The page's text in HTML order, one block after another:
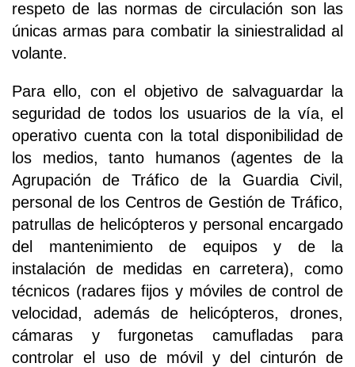
respeto de las normas de circulación son las
únicas armas para combatir la siniestralidad al
volante.
Para ello, con el objetivo de salvaguardar la
seguridad de todos los usuarios de la vía, el
operativo cuenta con la total disponibilidad de
los medios, tanto humanos (agentes de la
Agrupación de Tráfico de la Guardia Civil,
personal de los Centros de Gestión de Tráfico,
patrullas de helicópteros y personal encargado
del mantenimiento de equipos y de la
instalación de medidas en carretera), como
técnicos (radares fijos y móviles de control de
velocidad, además de helicópteros, drones,
cámaras y furgonetas camufladas para
controlar el uso de móvil y del cinturón de